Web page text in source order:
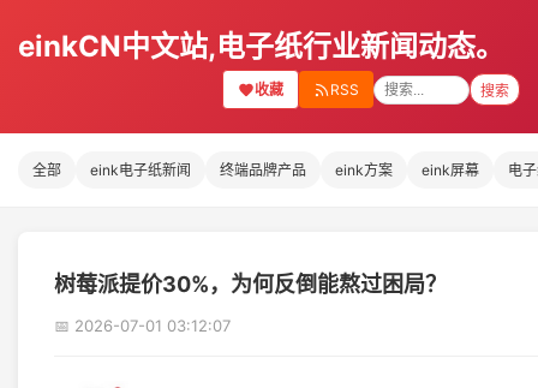
einkCN中文站,电子纸行业新闻动态。
收藏 RSS 搜索
全部 eink电子纸新闻 终端品牌产品 eink方案 eink屏幕 电
树莓派提价30%，为何反倒能熬过困局？
📅 2026-07-01 03:12:07